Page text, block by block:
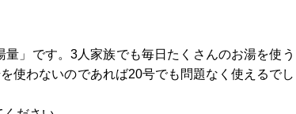
」です。3人家族でも毎日たくさんのお湯を使う
使わないのであれば20号でも問題なく使えるでし